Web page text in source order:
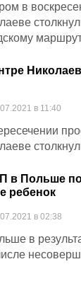
в
в 11:40
в Польше
ребенок
в 02:38
в